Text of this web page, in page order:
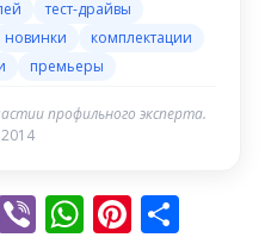
тест-драйвы
новинки
комплектации
премьеры
профильного эксперта.
Viber